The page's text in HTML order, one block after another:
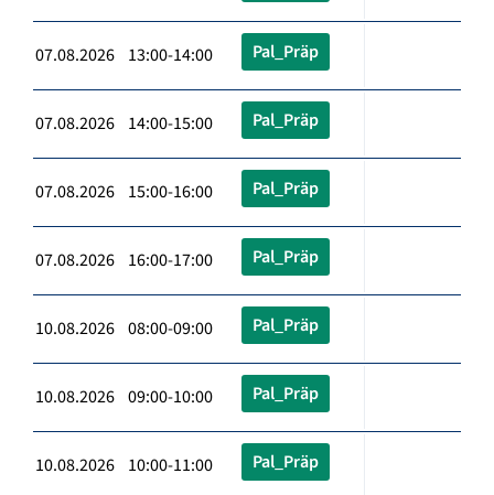
07.08.2026 13:00-14:00 Pal_Präp
07.08.2026 14:00-15:00 Pal_Präp
07.08.2026 15:00-16:00 Pal_Präp
07.08.2026 16:00-17:00 Pal_Präp
10.08.2026 08:00-09:00 Pal_Präp
10.08.2026 09:00-10:00 Pal_Präp
10.08.2026 10:00-11:00 Pal_Präp